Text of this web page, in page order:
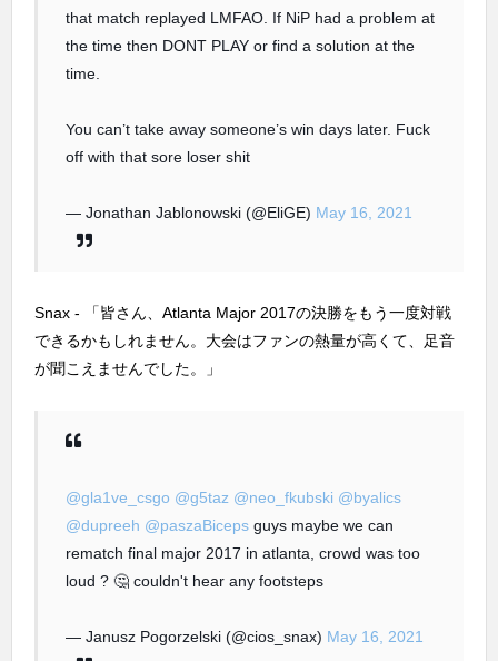
that match replayed LMFAO. If NiP had a problem at
the time then DONT PLAY or find a solution at the
time.
You can’t take away someone’s win days later. Fuck
off with that sore loser shit
— Jonathan Jablonowski (@EliGE) May 16, 2021
Snax - 「皆さん、Atlanta Major 2017の決勝をもう一度対戦
できるかもしれません。大会はファンの熱量が高くて、足音
が聞こえませんでした。」
@gla1ve_csgo @g5taz @neo_fkubski @byalics
@dupreeh @paszaBiceps guys maybe we can
rematch final major 2017 in atlanta, crowd was too
loud ? 🤔 couldn't hear any footsteps
— Janusz Pogorzelski (@cios_snax) May 16, 2021